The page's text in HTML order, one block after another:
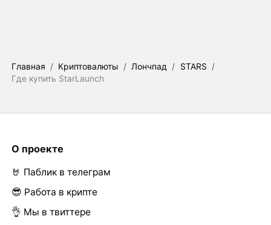
Главная / Криптовалюты / Лончпад / STARS /
Где купить StarLaunch
О проекте
🤘 Паблик в телеграм
😎 Работа в крипте
👌 Мы в твиттере